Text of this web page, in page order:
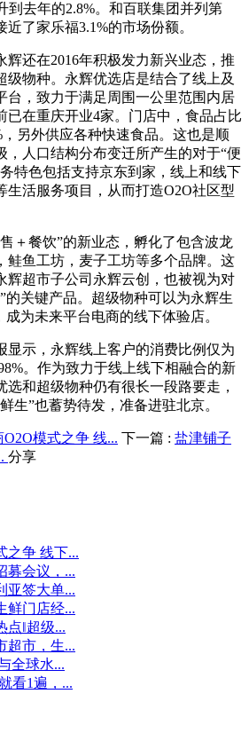
到去年的2.8%。和百联集团并列第
了家乐福3.1%的市场份额。
辉还在2016年积极发力新兴业态，推
级物种。永辉优选店是结合了线上及
台，致力于满足周围一公里范围内居
已在重庆开业4家。门店中，食品占比
，另外供应各种快速食品。这也是顺
，人口结构分布变迁所产生的对于“便
特色包括支持京东到家，线上和线下
生活服务项目，从而打造O2O社区型
＋餐饮”的新业态，孵化了包含波龙
鲑鱼工坊，麦子工坊等多个品牌。这
辉超市子公司永辉云创，也被视为对
的关键产品。超级物种可以为永辉生
为未来平台电商的线下体验店。
显示，永辉线上客户的消费比例仅为
。作为致力于线上线下相融合的新
选和超级物种仍有很长一段路要走，
生”也蓄势待发，准备进驻北京。
模式之争 线... 下一篇 : 盐津铺子
分享
之争 线下...
募会议，...
亚签大单...
鲜门店经...
点‖超级...
超市，生...
全球水...
看1遍，...